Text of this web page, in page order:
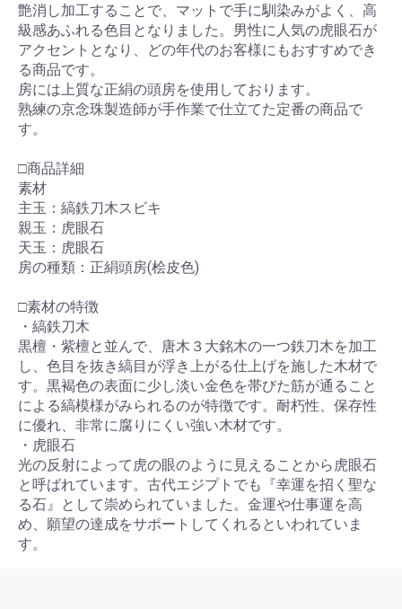
艶消し加工することで、マットで手に馴染みがよく、高
級感あふれる色目となりました。男性に人気の虎眼石が
アクセントとなり、どの年代のお客様にもおすすめでき
る商品です。
房には上質な正絹の頭房を使用しております。
熟練の京念珠製造師が手作業で仕立てた定番の商品で
す。
□商品詳細
素材
主玉：縞鉄刀木スビキ
親玉：虎眼石
天玉：虎眼石
房の種類：正絹頭房(桧皮色)
□素材の特徴
・縞鉄刀木
黒檀・紫檀と並んで、唐木３大銘木の一つ鉄刀木を加工
し、色目を抜き縞目が浮き上がる仕上げを施した木材で
す。黒褐色の表面に少し淡い金色を帯びた筋が通ること
による縞模様がみられるのが特徴です。耐朽性、保存性
に優れ、非常に腐りにくい強い木材です。
・虎眼石
光の反射によって虎の眼のように見えることから虎眼石
と呼ばれています。古代エジプトでも『幸運を招く聖な
る石』として崇められていました。金運や仕事運を高
め、願望の達成をサポートしてくれるといわれていま
す。